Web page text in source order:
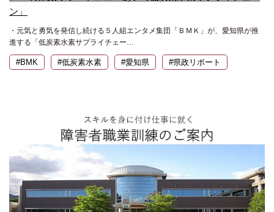
ン」
・元気と勇気を発信し続ける５人組エンタメ集団「ＢＭＫ」が、愛知県が推
進する「低炭素水素サプライチェー…
#BMK #低炭素水素 #愛知県 #県政リポート